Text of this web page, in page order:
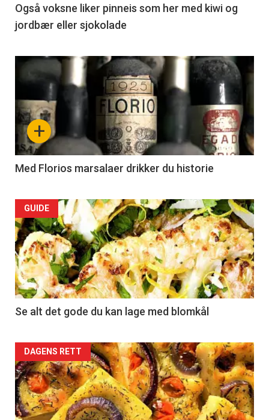
Også voksne liker pinneis som her med kiwi og
jordbær eller sjokolade
Articler
section
34
Left
+
Med Florios marsalaer drikker du historie
Articler
-
section
34
Right
GUIDE
Se alt det gode du kan lage med blomkål
Articler
-
section
DAGENS RETT